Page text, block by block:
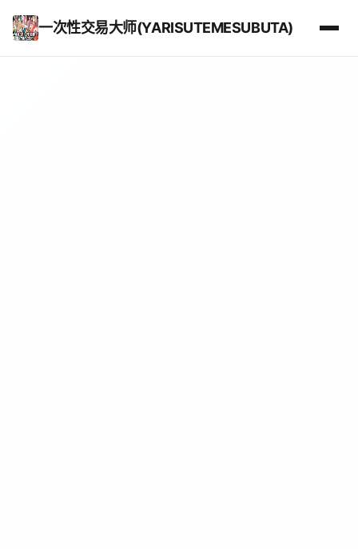
一次性交易大师(YARISUTEMESUBUTA)